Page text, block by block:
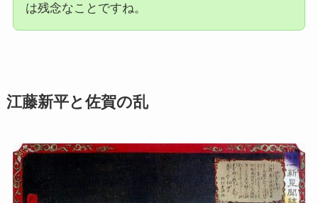
は残念なことですね。
江藤新平と佐賀の乱